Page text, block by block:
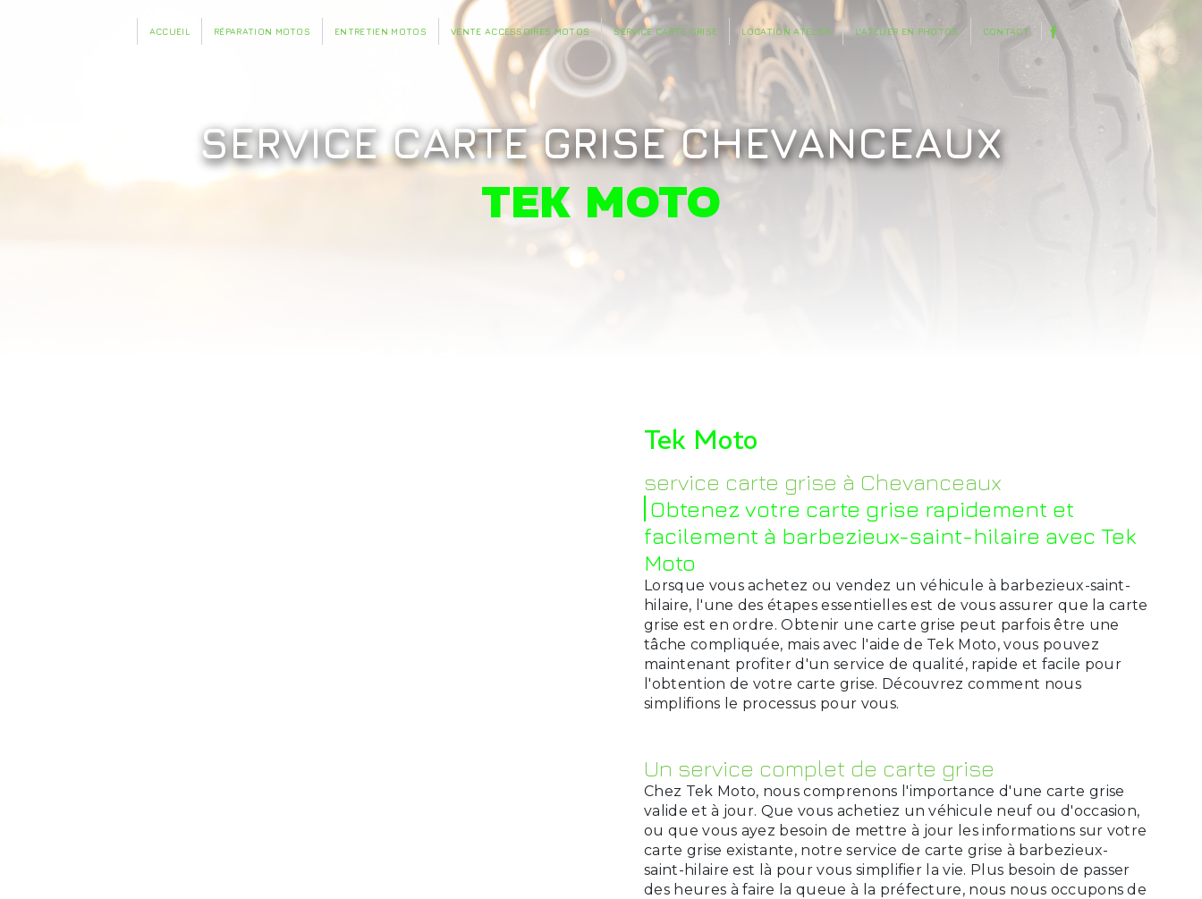
ACCUEIL RÉPARATION MOTOS ENTRETIEN MOTOS VENTE ACCESSOIRES MOTOS SERVICE CARTE GRISE LOCATION ATELIER L'ATELIER EN PHOTOS CONTACT
SERVICE CARTE GRISE CHEVANCEAUX
TEK MOTO
Tek Moto
service carte grise à Chevanceaux
Obtenez votre carte grise rapidement et
facilement à barbezieux-saint-hilaire avec Tek
Moto
Lorsque vous achetez ou vendez un véhicule à barbezieux-saint-
hilaire, l'une des étapes essentielles est de vous assurer que la carte
grise est en ordre. Obtenir une carte grise peut parfois être une
tâche compliquée, mais avec l'aide de Tek Moto, vous pouvez
maintenant profiter d'un service de qualité, rapide et facile pour
l'obtention de votre carte grise. Découvrez comment nous
simplifions le processus pour vous.
Un service complet de carte grise
Chez Tek Moto, nous comprenons l'importance d'une carte grise
valide et à jour. Que vous achetiez un véhicule neuf ou d'occasion,
ou que vous ayez besoin de mettre à jour les informations sur votre
carte grise existante, notre service de carte grise à barbezieux-
saint-hilaire est là pour vous simplifier la vie. Plus besoin de passer
des heures à faire la queue à la préfecture, nous nous occupons de